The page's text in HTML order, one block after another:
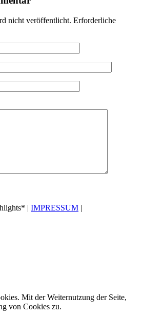
nicht veröffentlicht. Erforderliche
| IMPRESSUM |
Mit der Weiternutzung der Seite,
von Cookies zu.